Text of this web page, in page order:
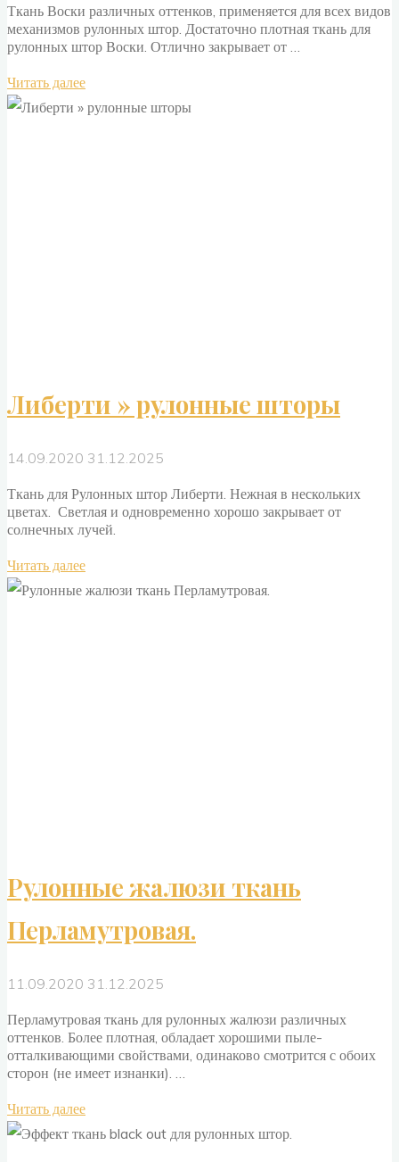
Ткань Воски различных оттенков, применяется для всех видов
механизмов рулонных штор. Достаточно плотная ткань для
рулонных штор Воски. Отлично закрывает от …
Читать далее"Воски
ткань
Либерти » рулонные шторы
14.09.2020 31.12.2025
Ткань для Рулонных штор Либерти. Нежная в нескольких
цветах. Светлая и одновременно хорошо закрывает от
солнечных лучей.
Читать далее"Либерти
»
Рулонные жалюзи ткань
Перламутровая.
11.09.2020 31.12.2025
Перламутровая ткань для рулонных жалюзи различных
оттенков. Более плотная, обладает хорошими пыле-
отталкивающими свойствами, одинаково смотрится с обоих
сторон (не имеет изнанки). …
Читать далее"Рулонные
жалюзи